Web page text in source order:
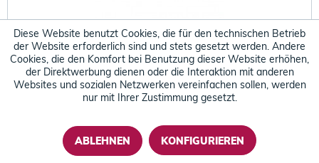
Schutzhandschuh für die Industrie
Diese Website benutzt Cookies, die für den technischen Betrieb
der Website erforderlich sind und stets gesetzt werden. Andere
Cookies, die den Komfort bei Benutzung dieser Website erhöhen,
der Direktwerbung dienen oder die Interaktion mit anderen
Websites und sozialen Netzwerken vereinfachen sollen, werden
nur mit Ihrer Zustimmung gesetzt.
ABLEHNEN KONFIGURIEREN